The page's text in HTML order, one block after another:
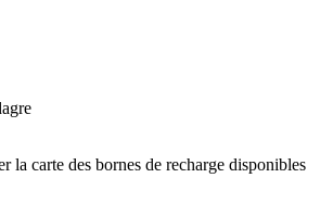
la carte des bornes de recharge disponibles